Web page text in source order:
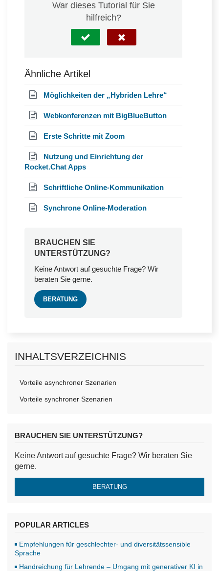
War dieses Tutorial für Sie
hilfreich?
Ähnliche Artikel
Möglichkeiten der „Hybriden Lehre“
Webkonferenzen mit BigBlueButton
Erste Schritte mit Zoom
Nutzung und Einrichtung der
Rocket.Chat Apps
Schriftliche Online-Kommunikation
Synchrone Online-Moderation
BRAUCHEN SIE
UNTERSTÜTZUNG?
Keine Antwort auf gesuchte Frage? Wir
beraten Sie gerne.
BERATUNG
INHALTSVERZEICHNIS
Vorteile asynchroner Szenarien
Vorteile synchroner Szenarien
BRAUCHEN SIE UNTERSTÜTZUNG?
Keine Antwort auf gesuchte Frage? Wir beraten Sie
gerne.
BERATUNG
POPULAR ARTICLES
Empfehlungen für geschlechter- und diversitätssensible
Sprache
Handreichung für Lehrende – Umgang mit generativer KI in